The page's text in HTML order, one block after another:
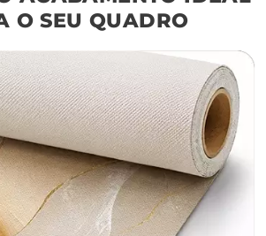
sofá cama
aproximada
160cm 200cm
280cm 320cm
O SEU QUADRO